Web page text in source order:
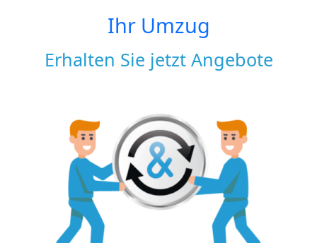
Ihr Umzug
Erhalten Sie jetzt Angebote